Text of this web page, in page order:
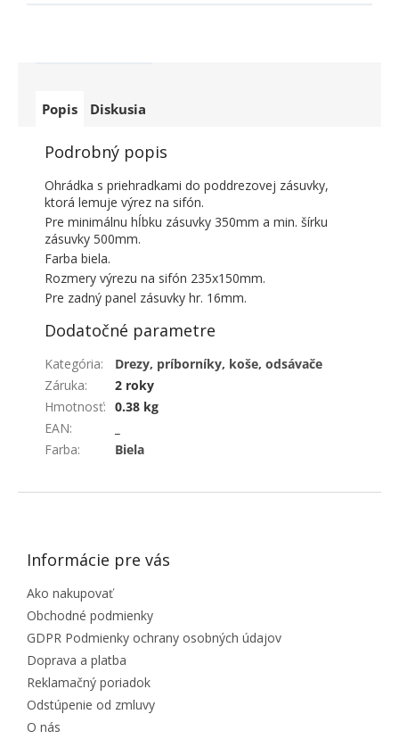
Popis Diskusia
Podrobný popis
Ohrádka s priehradkami do poddrezovej zásuvky,
ktorá lemuje výrez na sifón.
Pre minimálnu hĺbku zásuvky 350mm a min. šírku
zásuvky 500mm.
Farba biela.
Rozmery výrezu na sifón 235x150mm.
Pre zadný panel zásuvky hr. 16mm.
Dodatočné parametre
Kategória:
Drezy, príborníky, koše, odsávače
Záruka:
2 roky
Hmotnosť: 0.38 kg
EAN:
Farba: Biela
ZÁPÄTIE
Informácie pre vás
Ako nakupovať
Obchodné podmienky
GDPR Podmienky ochrany osobných údajov
Doprava a platba
Reklamačný poriadok
Odstúpenie od zmluvy
O nás